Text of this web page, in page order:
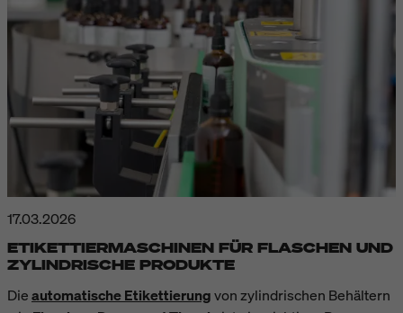
17.03.2026
ETIKETTIERMASCHINEN FÜR FLASCHEN UND
ZYLINDRISCHE PRODUKTE
Dieautomatische Etikettierungvon zylindrischen Behältern